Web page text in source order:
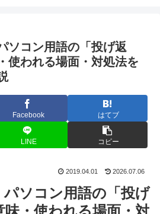
ソコン用語の「投げ返
使われる場面・対処法を
Facebook はてブ
LINE コピー
2019.04.01 2026.07.06
パソコン用語の「投げ